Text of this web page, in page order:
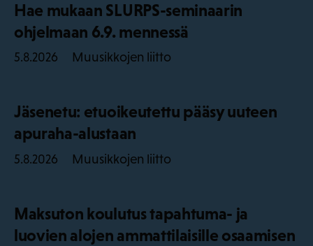
Hae mukaan SLURPS-seminaarin
ohjelmaan 6.9. mennessä
5.8.2026 Muusikkojen liitto
Jäsenetu: etuoikeutettu pääsy uuteen
apuraha-alustaan
5.8.2026 Muusikkojen liitto
Maksuton koulutus tapahtuma- ja
luovien alojen ammattilaisille osaamisen